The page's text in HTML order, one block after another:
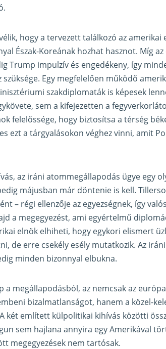
hogy a tervezett találkozó az
Észak-Koreának hozhat hasznot. Míg
Trump impulzív és engedékeny, így
szüksége. Egy megfelelően működő
szakdiplomaták is képesek
sem a kifejezetten a
felelőssége, hogy biztosítsa a térség
ezt a tárgyalásokon véghez vinni, amit
az iráni atommegállapodás ügye egy
májusban már döntenie is kell.
– régi ellenzője az egyezségnek, így
a megegyezést, ami egyértelmű
elnök elhiheti, hogy egykori elismert
de erre csekély esély mutatkozik. Az
minden bizonnyal elbukna.
a megállapodásból, az nemcsak az
bizalmatlanságot, hanem a közel-
két említett külpolitikai kihívás közötti
sem hajlana annyira egy Amerikával
megegyezések nem tartósak.